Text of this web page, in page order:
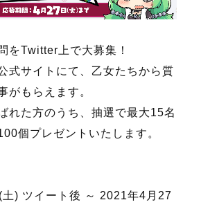
をTwitter上で大募集！
式サイトにて、乙女たちから質
がもらえます。
れた方のうち、抽選で最大15名
個プレゼントいたします。
) ツイート後 ～ 2021年4月27